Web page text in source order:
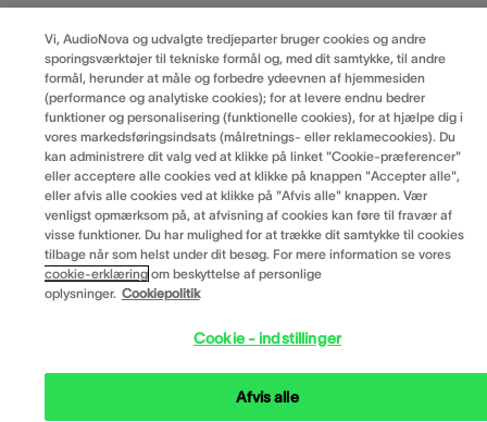
Vi, AudioNova og udvalgte tredjeparter bruger cookies og andre
sporingsværktøjer til tekniske formål og, med dit samtykke, til andre
formål, herunder at måle og forbedre ydeevnen af hjemmesiden
(performance og analytiske cookies); for at levere endnu bedrer
funktioner og personalisering (funktionelle cookies), for at hjælpe dig i
vores markedsføringsindsats (målretnings- eller reklamecookies). Du
kan administrere dit valg ved at klikke på linket "Cookie-præferencer"
eller acceptere alle cookies ved at klikke på knappen "Accepter alle",
eller afvis alle cookies ved at klikke på "Afvis alle" knappen. Vær
venligst opmærksom på, at afvisning af cookies kan føre til fravær af
visse funktioner. Du har mulighed for at trække dit samtykke til cookies
tilbage når som helst under dit besøg. For mere information se vores
cookie-erklæringom beskyttelse af personlige
oplysninger. Cookiepolitik
Cookie - indstillinger
Afvis alle